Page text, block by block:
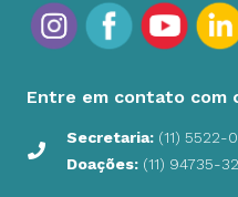
Entre em contato com
Secretaria: (11) 5522-
Doações: (11) 94735-